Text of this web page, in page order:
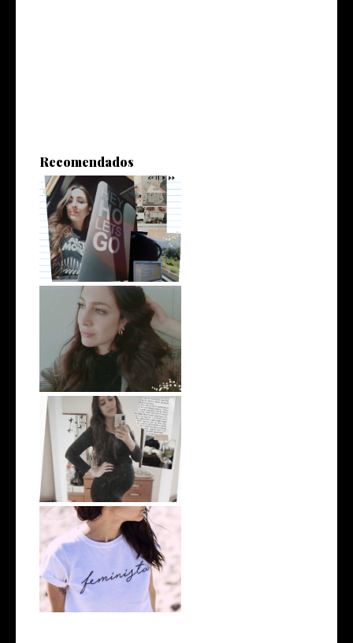
Recomendados
Romperla en el laburo
Lidiar con la frustración
Lo que nadie te cuenta sobre
el emb...
Hablemos de Feminismo